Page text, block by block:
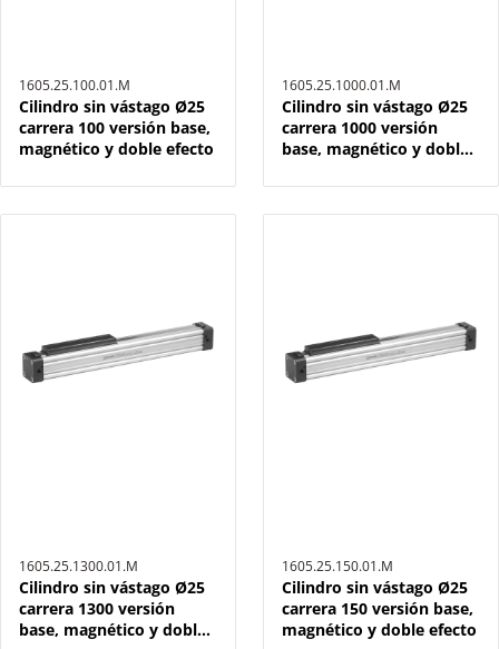
1605.25.100.01.M
Cilindro sin vástago Ø25
carrera 100 versión base,
magnético y doble efecto
1605.25.1000.01.M
Cilindro sin vástago Ø25
carrera 1000 versión
base, magnético y doble
1605.25.1300.01.M
Cilindro sin vástago Ø25
carrera 1300 versión
base, magnético y doble
1605.25.150.01.M
Cilindro sin vástago Ø25
carrera 150 versión base,
magnético y doble efecto